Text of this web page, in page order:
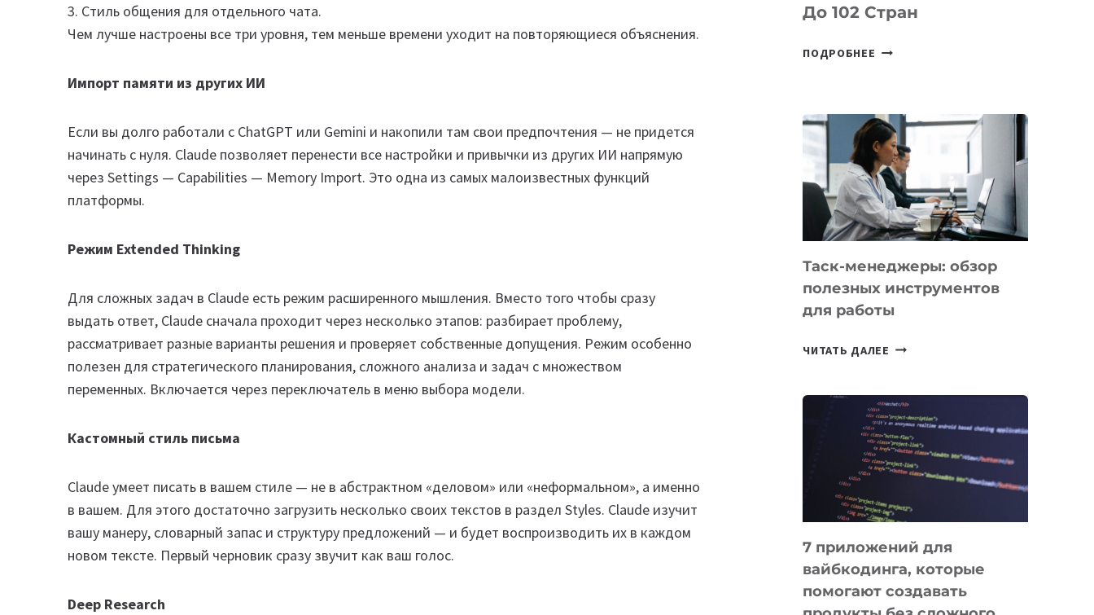
3. Стиль общения для отдельного чата.
Чем лучше настроены все три уровня, тем меньше времени уходит на повторяющиеся объяснения.
Импорт памяти из других ИИ
Если вы долго работали с ChatGPT или Gemini и накопили там свои предпочтения — не придется
начинать с нуля. Claude позволяет перенести все настройки и привычки из других ИИ напрямую
через Settings — Capabilities — Memory Import. Это одна из самых малоизвестных функций
платформы.
Режим Extended Thinking
Для сложных задач в Claude есть режим расширенного мышления. Вместо того чтобы сразу
выдать ответ, Claude сначала проходит через несколько этапов: разбирает проблему,
рассматривает разные варианты решения и проверяет собственные допущения. Режим особенно
полезен для стратегического планирования, сложного анализа и задач с множеством
переменных. Включается через переключатель в меню выбора модели.
Кастомный стиль письма
Claude умеет писать в вашем стиле — не в абстрактном «деловом» или «неформальном», а именно
в вашем. Для этого достаточно загрузить несколько своих текстов в раздел Styles. Claude изучит
вашу манеру, словарный запас и структуру предложений — и будет воспроизводить их в каждом
новом тексте. Первый черновик сразу звучит как ваш голос.
Deep Research
До 102 Стран
ПОДРОБНЕЕ ГЕОГРАФИЯ
PARK
UZBEKISTAN
РАСШИРИЛАСЬ
ДО
102
СТРАН
Таск-менеджеры: обзор
полезных инструментов
для работы
ЧИТАТЬ ДАЛЕЕ ТАСК-
ПОЛЕЗНЫХ
ИНСТРУМЕНТОВ
ДЛЯ
РАБОТЫ
7 приложений для
вайбкодинга, которые
помогают создавать